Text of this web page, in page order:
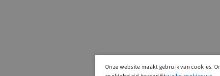
Onze website maakt gebruik van cookies.